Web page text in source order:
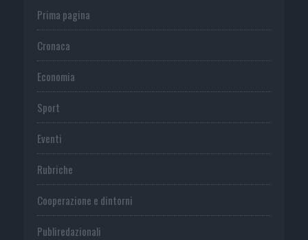
Prima pagina
Cronaca
Economia
Sport
Eventi
Rubriche
Cooperazione e dintorni
Publiredazionali